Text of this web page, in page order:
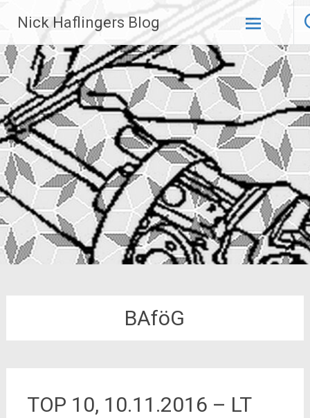
Inhalt
springen
Nick Haflingers Blog
BAföG
TOP 10, 10.11.2016 – LT